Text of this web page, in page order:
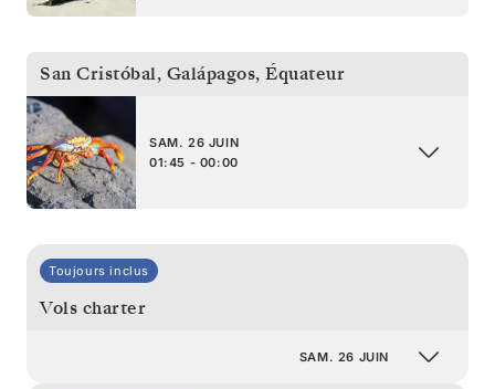
San Cristóbal, Galápagos, Équateur
SAM. 26 JUIN
01:45 - 00:00
Toujours inclus
Vols charter
SAM. 26 JUIN